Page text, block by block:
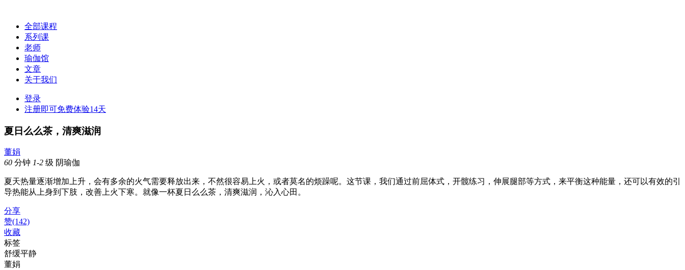
全部课程
系列课
老师
瑜伽馆
文章
关于我们
登录
注册即可免费体验14天
夏日么么茶，清爽滋润
董娟
60 分钟 1-2 级 阴瑜伽
夏天热量逐渐增加上升，会有多余的火气需要释放出来，不然很容易上火，或者莫名的烦躁呢。这节课，我们通过前屈体式，开髋练习，伸展腿部等方式，来平衡这种能量，还可以有效的引
导热能从上身到下肢，改善上火下寒。就像一杯夏日么么茶，清爽滋润，沁入心田。
分享
赞(142)
收藏
标签
舒缓平静
董娟